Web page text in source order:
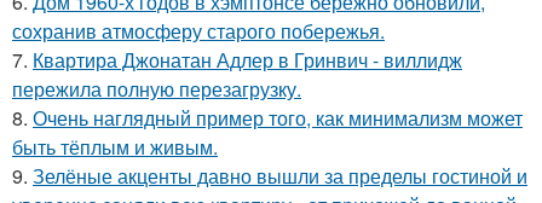
сохранив атмосферу старого побережья.
7. Квартира Джонатан Адлер в Гринвич - виллидж
пережила полную перезагрузку.
8. Очень наглядный пример того, как минимализм может
быть тёплым и живым.
9. Зелёные акценты давно вышли за пределы гостиной и